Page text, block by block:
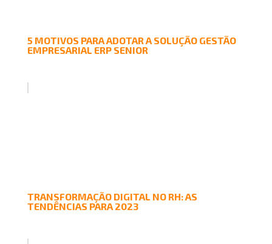
5 MOTIVOS PARA ADOTAR A SOLUÇÃO GESTÃO
EMPRESARIAL ERP SENIOR
TRANSFORMAÇÃO DIGITAL NO RH: AS
TENDÊNCIAS PARA 2023